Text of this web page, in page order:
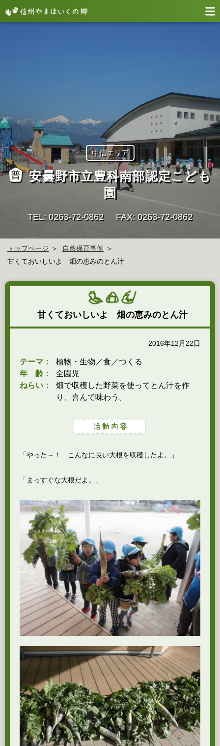
中信エリア
安曇野市立豊科南部認定こども
園
TEL: 0263-72-0862 FAX: 0263-72-0862
トップページ
自然保育事例
甘くておいしいよ 畑の恵みのとん汁
甘くておいしいよ 畑の恵みのとん汁
2016年12月22日
テーマ：
植物・生物／食／つくる
年 齢：
全園児
ねらい：
畑で収穫した野菜を使ってとん汁を作
り、喜んで味わう。
「やった～！ こんなに長い大根を収穫したよ。」
「まっすぐな大根だよ。」